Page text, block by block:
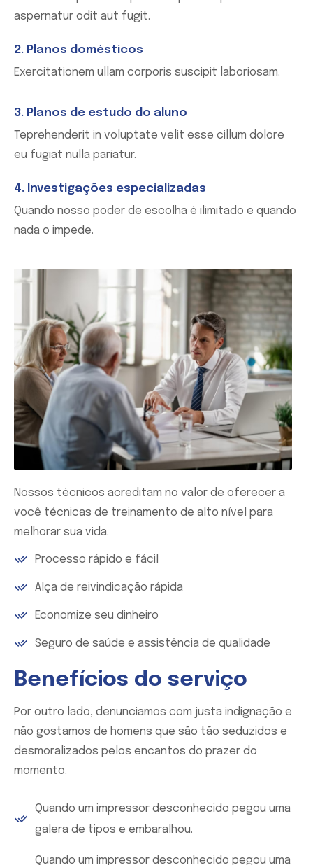
aspernatur odit aut fugit.
2. Planos domésticos
Exercitationem ullam corporis suscipit laboriosam.
3. Planos de estudo do aluno
Teprehenderit in voluptate velit esse cillum dolore
eu fugiat nulla pariatur.
4. Investigações especializadas
Quando nosso poder de escolha é ilimitado e quando
nada o impede.
Nossos técnicos acreditam no valor de oferecer a
você técnicas de treinamento de alto nível para
melhorar sua vida.
Processo rápido e fácil
Alça de reivindicação rápida
Economize seu dinheiro
Seguro de saúde e assistência de qualidade
Benefícios do serviço
Por outro lado, denunciamos com justa indignação e
não gostamos de homens que são tão seduzidos e
desmoralizados pelos encantos do prazer do
momento.
Quando um impressor desconhecido pegou uma
galera de tipos e embaralhou.
Quando um impressor desconhecido pegou uma